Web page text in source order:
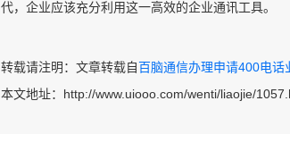
代，企业应该充分利用这一高效的企业通讯工具。
转载请注明：文章转载自百脑通信办理申请400电话
本文地址： http://www.uiooo.com/wenti/liaojie/